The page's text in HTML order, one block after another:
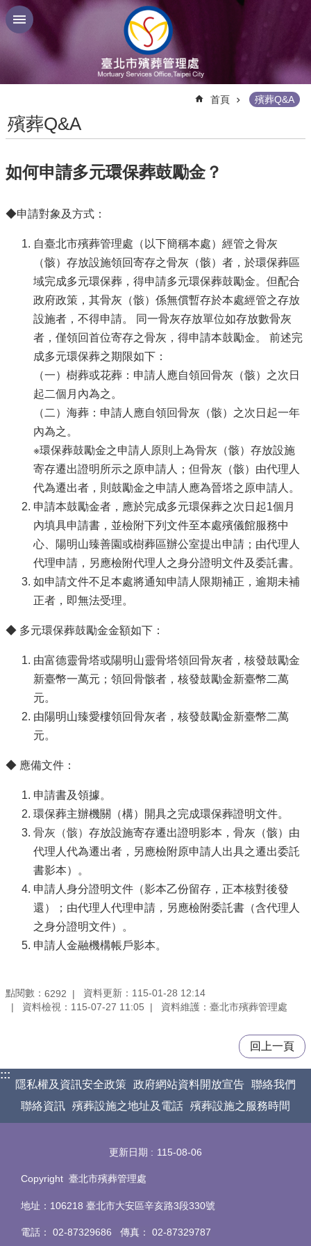
跳到主要內容區塊
首頁 殯葬Q&A
殯葬Q&A
如何申請多元環保葬鼓勵金？
◆申請對象及方式：
自臺北市殯葬管理處（以下簡稱本處）經管之骨灰
（骸）存放設施領回寄存之骨灰（骸）者，於環保葬區
域完成多元環保葬，得申請多元環保葬鼓勵金。但配合
政府政策，其骨灰（骸）係無償暫存於本處經管之存放
設施者，不得申請。 同一骨灰存放單位如存放數骨灰
者，僅領回首位寄存之骨灰，得申請本鼓勵金。 前述完
成多元環保葬之期限如下：
（一）樹葬或花葬：申請人應自領回骨灰（骸）之次日
起二個月內為之。
（二）海葬：申請人應自領回骨灰（骸）之次日起一年
內為之。
※環保葬鼓勵金之申請人原則上為骨灰（骸）存放設施
寄存遷出證明所示之原申請人；但骨灰（骸）由代理人
代為遷出者，則鼓勵金之申請人應為晉塔之原申請人。
申請本鼓勵金者，應於完成多元環保葬之次日起1個月
內填具申請書，並檢附下列文件至本處殯儀館服務中
心、陽明山臻善園或樹葬區辦公室提出申請；由代理人
代理申請，另應檢附代理人之身分證明文件及委託書。
如申請文件不足本處將通知申請人限期補正，逾期未補
正者，即無法受理。
◆ 多元環保葬鼓勵金金額如下：
由富德靈骨塔或陽明山靈骨塔領回骨灰者，核發鼓勵金
新臺幣一萬元；領回骨骸者，核發鼓勵金新臺幣二萬
元。
由陽明山臻愛樓領回骨灰者，核發鼓勵金新臺幣二萬
元。
◆ 應備文件：
申請書及領據。
環保葬主辦機關（構）開具之完成環保葬證明文件。
骨灰（骸） 存放設施寄存遷出證明影本，骨灰（骸）由
代理人代為遷出者，另應檢附原申請人出具之遷出委託
書影本）。
申請人身分證明文件（影本乙份留存，正本核對後發
還）；由代理人代理申請，另應檢附委託書（含代理人
之身分證明文件）。
申請人金融機構帳戶影本。
點閱數： 6292
資料更新：115-01-28 12:14
資料檢視：115-07-27 11:05
資料維護：臺北市殯葬管理處
回上一頁
:::
隱私權及資訊安全政策 政府網站資料開放宣告 聯絡我們
聯絡資訊 殯葬設施之地址及電話 殯葬設施之服務時間
更新日期 115-08-06
Copyright 臺北市殯葬管理處
地址：106218 臺北市大安區辛亥路3段330號
電話 ： 02-87329686 傳真 ： 02-87329787